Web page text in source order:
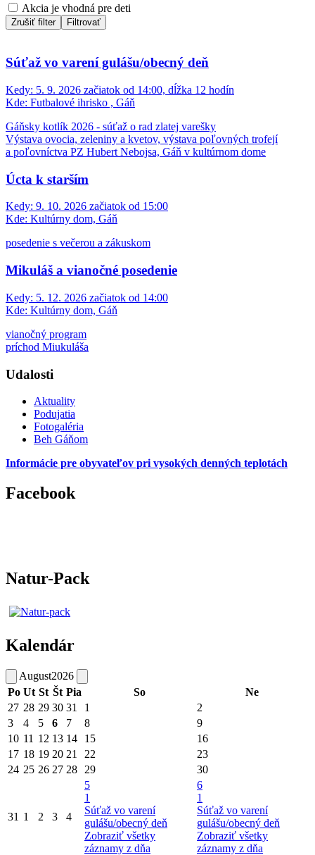
Akcia je vhodná pre deti
Zrušiť filter Filtrovať
Súťaž vo varení gulášu/obecný deň
Kedy: 5. 9. 2026 začiatok od 14:00, dĺžka 12 hodín
Kde: Futbalové ihrisko , Gáň
Gáňsky kotlík 2026 - súťaž o rad zlatej varešky
Výstava ovocia, zeleniny a kvetov, výstava poľovných trofejí
a poľovníctva PZ Hubert Nebojsa, Gáň v kultúrnom dome
Úcta k starším
Kedy: 9. 10. 2026 začiatok od 15:00
Kde: Kultúrny dom, Gáň
posedenie s večerou a zákuskom
Mikuláš a vianočné posedenie
Kedy: 5. 12. 2026 začiatok od 14:00
Kde: Kultúrny dom, Gáň
vianočný program
príchod Miukuláša
Udalosti
Aktuality
Podujatia
Fotogaléria
Beh Gáňom
Informácie pre obyvateľov pri vysokých denných teplotách
Facebook
Natur-Pack
Kalendár
August2026
Po Ut St Št Pia So
Ne
27 28 29 30 31 1
2
3
4 5 6 7 8
9
10 11 12 13 14 15
16
17 18 19 20 21 22
23
24 25 26 27 28 29 30
31 1 2 3 4
5
1
Súťaž vo varení
gulášu/obecný deň
Zobraziť všetky
záznamy z dňa
6
1
Súťaž vo varení
gulášu/obecný deň
Zobraziť všetky
záznamy z dňa